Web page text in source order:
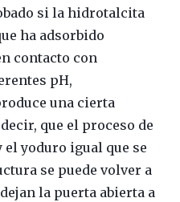
si la hidrotalcita
ha adsorbido
contacto con
pH,
una cierta
que el proceso de
yoduro igual que se
se puede volver a
la puerta abierta a